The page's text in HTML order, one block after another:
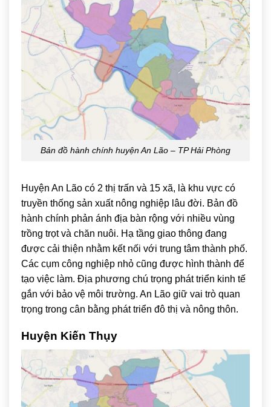
Bản đồ hành chính huyện An Lão – TP Hải Phòng
Huyện An Lão có 2 thị trấn và 15 xã, là khu vực có
truyền thống sản xuất nông nghiệp lâu đời. Bản đồ
hành chính phản ánh địa bàn rộng với nhiều vùng
trồng trọt và chăn nuôi. Hạ tầng giao thông đang
được cải thiện nhằm kết nối với trung tâm thành phố.
Các cụm công nghiệp nhỏ cũng được hình thành để
tạo việc làm. Địa phương chú trọng phát triển kinh tế
gắn với bảo vệ môi trường. An Lão giữ vai trò quan
trọng trong cân bằng phát triển đô thị và nông thôn.
Huyện Kiến Thụy